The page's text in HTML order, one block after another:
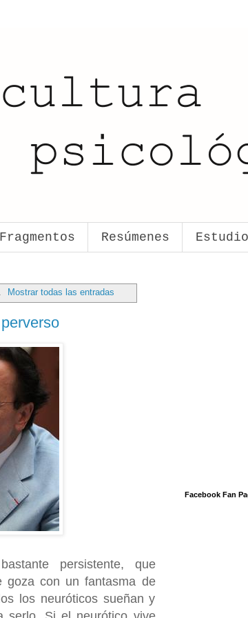
Fragmentos Resúmenes
Mostrar todas las entradas
persistente, que
goza con un fantasma de
los neuróticos sueñan y
Facebook Fan